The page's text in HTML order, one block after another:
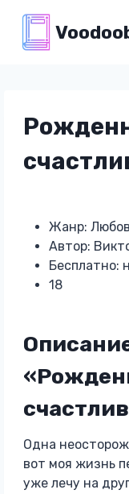
содержимому
Жанр:
Автор:
Бесплатно:
18
Одна
вот моя жизнь
уже лечу на